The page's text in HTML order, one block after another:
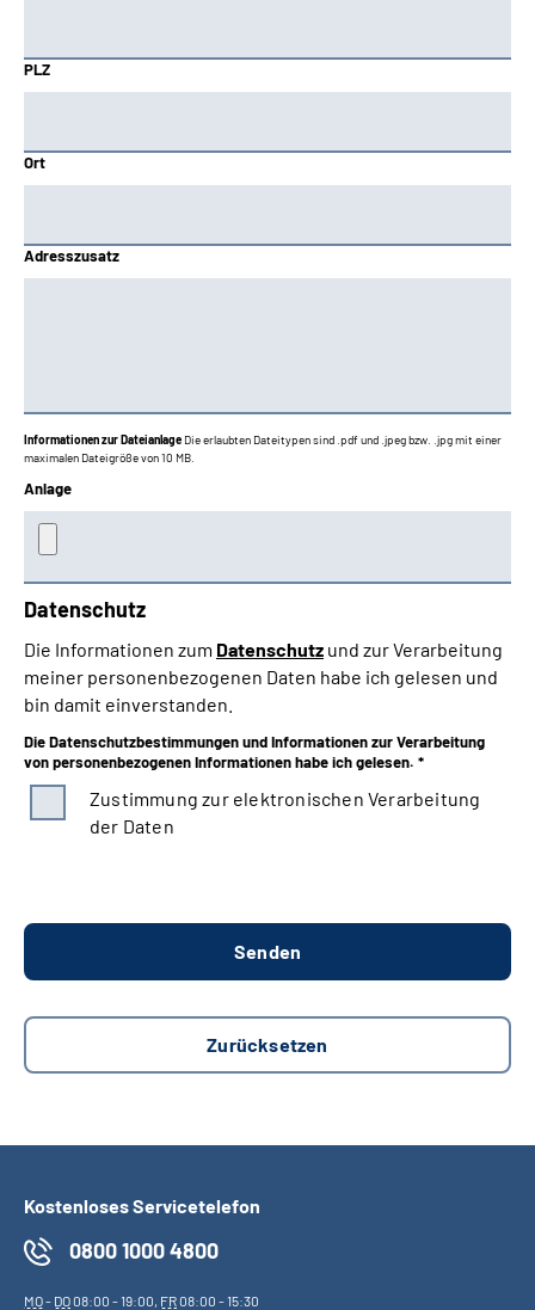
PLZ
Ort
Adresszusatz
Informationen zur Dateianlage Die erlaubten Dateitypen sind .pdf und .jpeg bzw. .jpg mit einer
maximalen Dateigröße von 10 MB.
Anlage
Datenschutz
Die Informationen zum Datenschutz und zur Verarbeitung
meiner personenbezogenen Daten habe ich gelesen und
bin damit einverstanden.
Die Datenschutzbestimmungen und Informationen zur Verarbeitung
von personenbezogenen Informationen habe ich gelesen. *
Zustimmung zur elektronischen Verarbeitung
der Daten
Kostenloses Servicetelefon
0800 1000 4800
MO- DO08:00 - 19:00, FR08:00 - 15:30